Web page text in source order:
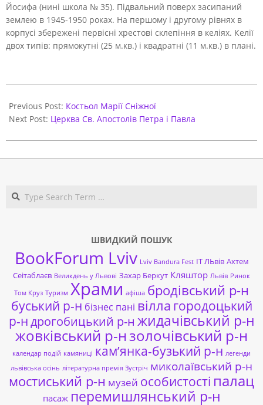
Йосифа (нині школа № 35). Підвальний поверх засипаний
землею в 1945-1950 роках. На першому і другому рівнях в
корпусі збережені первісні хрестові склепіння в келіях. Келії
двох типів: прямокутні (25 м.кв.) і квадратні (11 м.кв.) в плані.
11-
18
Previous Post: Костьол Марії Сніжної
Next Post: Церква Св. Апостолів Петра і Павла
ШВИДКИЙ ПОШУК
BookForum Lviv Lviv Bandura Fest ІТ ЛЬвів Ахтем
Сеітаблаєв Великдень у Львові Захар Беркут Кляштор Львів Ринок
Том Круз Туризм Храми афіша бродівський р-н
буський р-н бізнес пані вілла городоцький
р-ндрогобицький р-н жидачівський р-н
жовківський р-нзолочівський р-н
календар подій камяниці кам’янка-бузький р-н легенди
львівська осінь літературна премія Зустріч миколаївський р-н
мостиський р-н музей особистості палац
пасаж перемишлянський р-н